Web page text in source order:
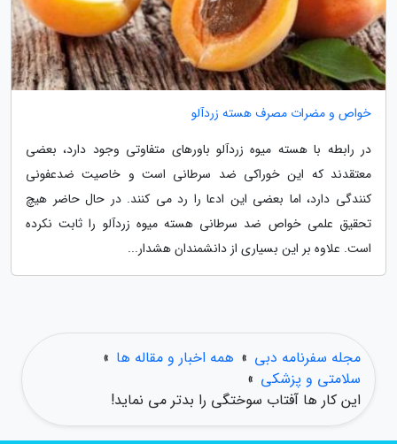
خواص و مضرات مصرف هسته زردآلو
در رابطه با هسته میوه زردآلو باورهای متفاوتی وجود دارد، بعضی
معتقدند که این خوراکی ضد سرطانی است و خاصیت ضدعفونی
کنندگی دارد، اما بعضی این ادعا را رد می کنند. در حال حاضر هیچ
تحقیق علمی خواص ضد سرطانی هسته میوه زردآلو را ثابت نکرده
است. علاوه بر این بسیاری از دانشمندان هشدار...
مجله سفرنامه دبی » همه اخبار و مقاله ها »
سلامتی و پزشکی »
این کار ها آفتاب سوختگی را بدتر می نماید!